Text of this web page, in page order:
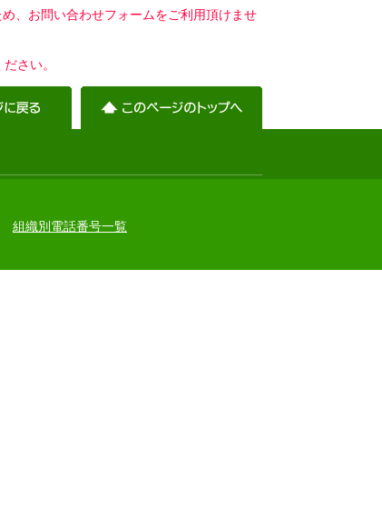
、お問い合わせフォームをご利用頂けませ
さい。
組織別電話番号一覧